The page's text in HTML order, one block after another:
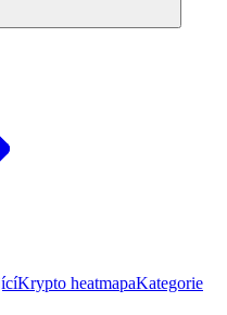
Krypto heatmapaKategorie